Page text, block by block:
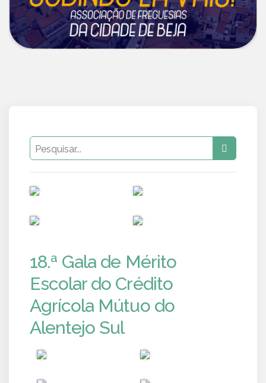
18.ª Gala de Mérito
Escolar do Crédito
Agrícola Mútuo do
Alentejo Sul